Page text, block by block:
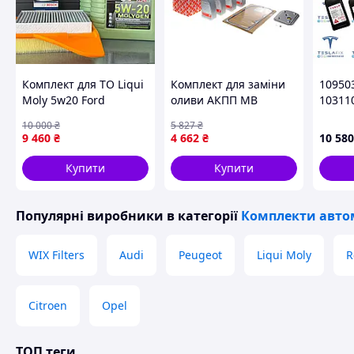
Комплект для ТО Liqui
Moly 5w20 Ford
(Масло 8л, фільтр
масляний, фільтр
повітряний, фільтр
салону вугільний)
9 460 ₴
10 000₴
Купити
Комплект для заміни
оливи АКПП MB
BILSTEIN
4 662 ₴
5 827₴
Купити
Tesla
10 580
Популярні виробники в категорії Комплекти
WIX Filters Audi Peugeot Liqui Moly
Citroen Opel